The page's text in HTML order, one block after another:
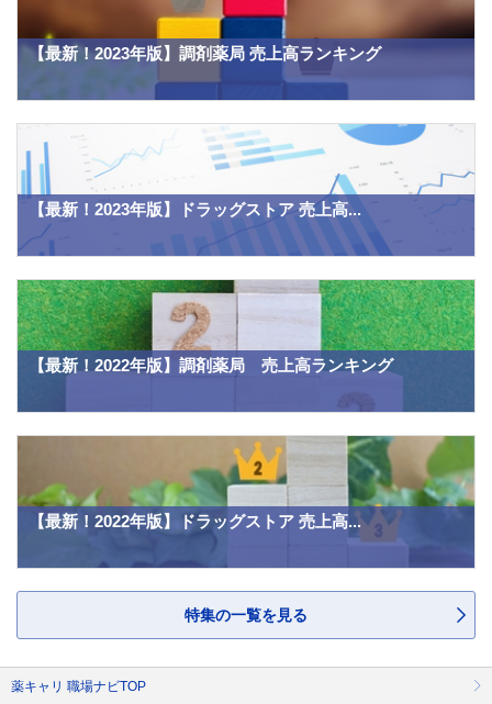
【最新！2023年版】調剤薬局 売上高ランキング
【最新！2023年版】ドラッグストア 売上高...
【最新！2022年版】調剤薬局 売上高ランキング
【最新！2022年版】ドラッグストア 売上高...
特集の一覧を見る
薬キャリ 職場ナビTOP